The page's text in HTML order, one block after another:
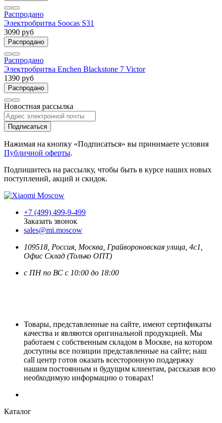
Распродано
Электробритва Soocas S31
3090 руб
Распродано
Распродано
Электробритва Enchen Blackstone 7 Victor
1390 руб
Распродано
Новостная рассылка
Подписаться
Нажимая на кнопку «Подписаться» вы принимаете условия
Публичной оферты.
Подпишитесь на рассылку, чтобы быть в курсе наших новых
поступлений, акций и скидок.
+7 (499) 499-9-499
Заказать звонок
sales@mi.moscow
109518, Россия Москва , Грайвороновская улица, 4с1,
Офис Склад (Только ОПТ)
с ПН по ВС с 10:00 до 18:00
Товары, представленные на сайте, имеют сертификаты
качества и являются оригинальной продукцией. Мы
работаем с собственным складом в Москве, на котором
доступны все позиции представленные на сайте; наш
call центр готов оказать всесторонную поддержку
нашим постоянным и будущим клиентам, рассказав всю
необходимую информацию о товарах!
Каталог